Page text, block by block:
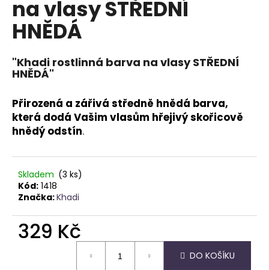
na vlasy STŘEDNÍ
HNĚDÁ
"Khadi rostlinná barva na vlasy STŘEDNÍ
HNĚDÁ"
Přirozená a zářivá středně hnědá barva,
která dodá Vašim vlasům hřejivý skořicově
hnědý odstín.
Skladem (3 ks)
Kód: 1418
Značka:Khadi
329 Kč
DO KOŠÍKU
a
j
t
?
D
o
p
o